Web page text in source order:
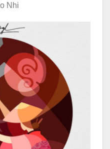
Nhi